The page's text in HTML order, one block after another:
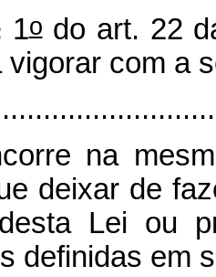
odo art. 22
vigorar com a
na
deixar de
Lei ou
definidas em